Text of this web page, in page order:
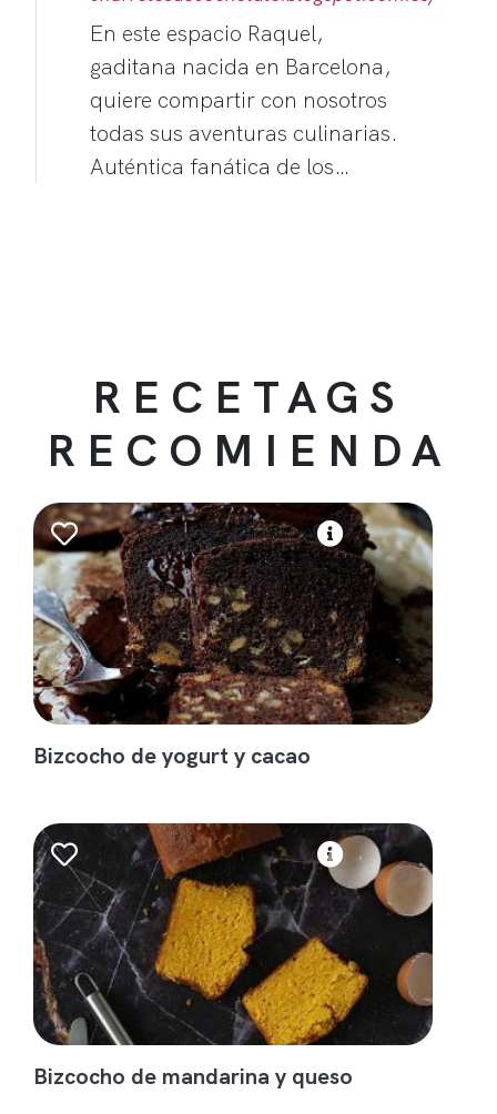
En este espacio Raquel,
gaditana nacida en Barcelona,
quiere compartir con nosotros
todas sus aventuras culinarias.
Auténtica fanática de los…
RECETAGS
RECOMIENDA
Bizcocho de yogurt y cacao
Bizcocho de mandarina y queso